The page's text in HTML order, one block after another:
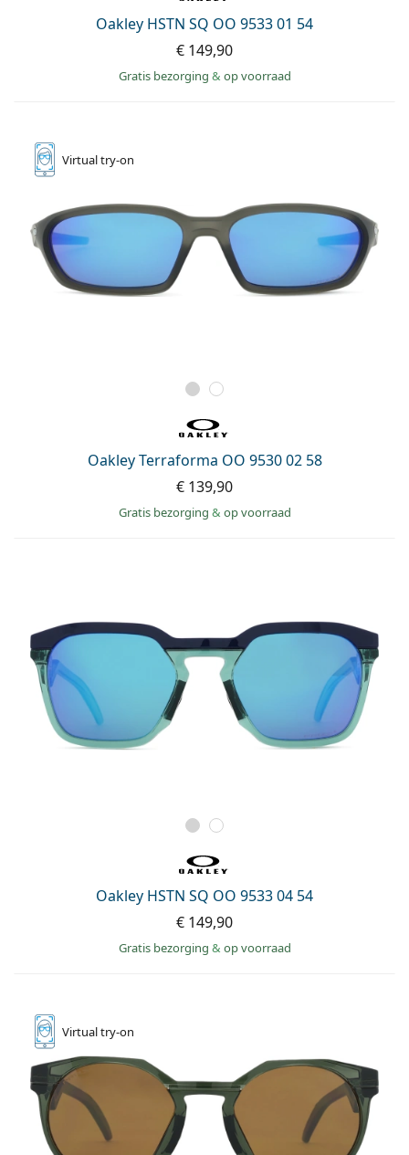
Oakley HSTN SQ OO 9533 01 54
€ 149,90
Gratis bezorging & op voorraad
Virtualtry-on
Oakley Terraforma OO 9530 02 58
€ 139,90
Gratis bezorging & op voorraad
Oakley HSTN SQ OO 9533 04 54
€ 149,90
Gratis bezorging & op voorraad
Virtualtry-on